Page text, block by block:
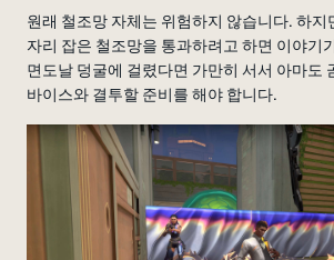
원래 철조망 자체는 위험하지 않습니다. 하지
자리 잡은 철조망을 통과하려고 하면 이야기
면도날 덩굴에 걸렸다면 가만히 서서 아마도
바이스와 결투할 준비를 해야 합니다.